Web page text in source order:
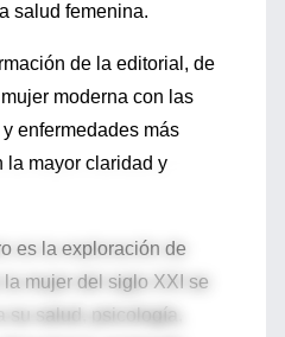
salud femenina.
de la editorial, de
moderna con las
enfermedades más
la mayor claridad y
es la exploración de
mujer del siglo XXI se
su salud, psicología,